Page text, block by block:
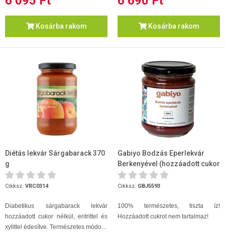
Kosárba rakom Kosárba rakom
Diétás lekvár Sárgabarack 370
g
Cikksz. VRC0314
Diabetikus sárgabarack lekvár
hozzáadott cukor nélkül, eritrittel és
xylittel édesítve. Természetes módo...
Gabiyo Bodzás Eperlekvár
Berkenyével (hozzáadott cukor
nélkül) 200g
Cikksz. GBJ5593
100% természetes, tiszta íz!
Hozzáadott cukrot nem tartalmaz!